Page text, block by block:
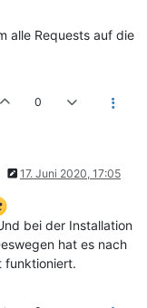
alle Requests auf die
0
17. Juni 2020, 17:05
bei der Installation
hat es nach
funktioniert.